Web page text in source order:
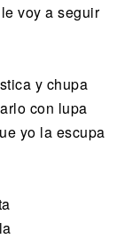
voy a seguir
y chupa
con lupa
yo la escupa